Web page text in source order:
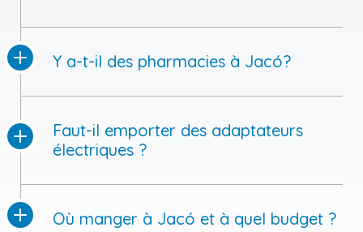
Y a-t-il des pharmacies à Jacó?
Faut-il emporter des adaptateurs
électriques ?
Où manger à Jacó et à quel budget ?